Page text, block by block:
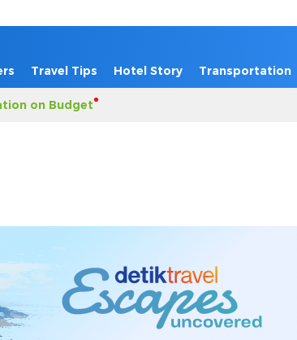
Travel Tips Hotel Story Transportation
on Budget